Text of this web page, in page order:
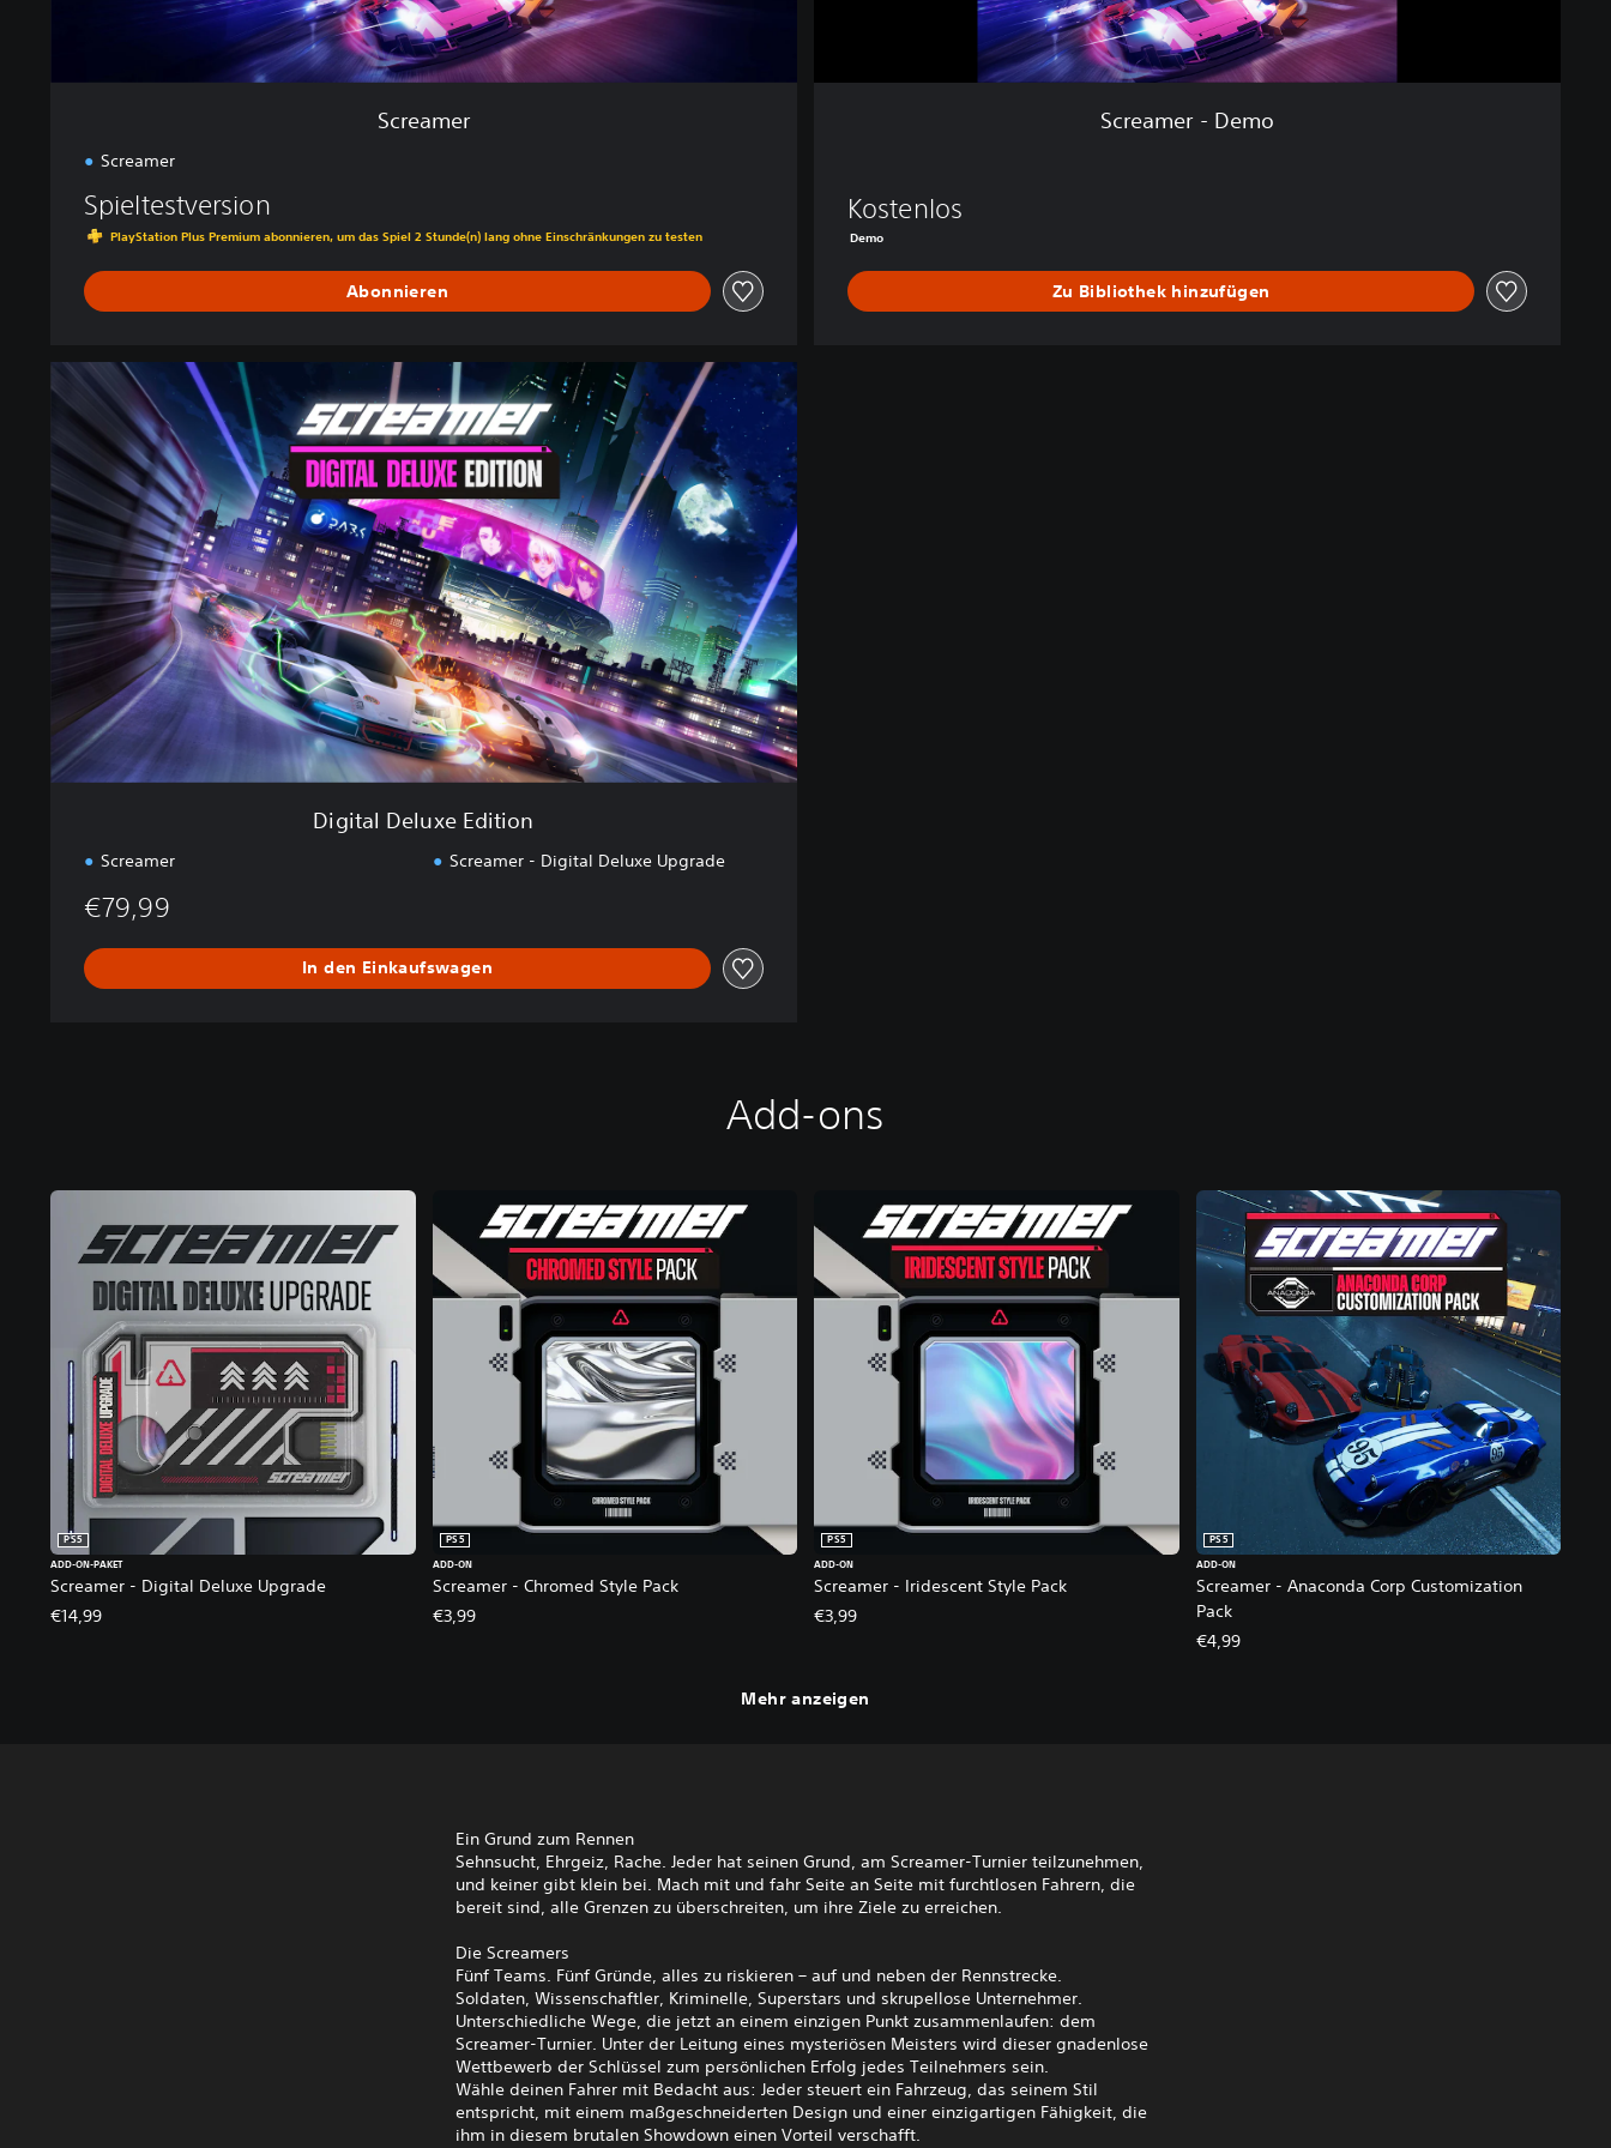
Screamer
Screamer
Spieltestversion
PlayStation Plus Premium abonnieren, um das Spiel 2 Stunde(n) lang ohne Einschränkungen zu testen
Abonnieren
Screamer - Demo
Kostenlos
Demo
Zu Bibliothek hinzufügen
i
a
e
l
u
x
d
t
Digital Deluxe Edition
Screamer Screamer - Digital Deluxe Upgrade
€79,99
In den Einkaufswagen
Add-ons
Screamer - Digital Deluxe Upgrade
PS5
ADD-ON-PAKET
€14,99
Screamer - Chromed Style Pack
PS5
ADD-ON
€3,99
Screamer - Iridescent Style Pack
PS5
ADD-ON
€3,99
Screamer - Anaconda Corp Customization
Pack
PS5
ADD-ON
€4,99
Mehr anzeigen
Ein Grund zum Rennen
Sehnsucht, Ehrgeiz, Rache. Jeder hat seinen Grund, am Screamer-Turnier teilzunehmen,
und keiner gibt klein bei. Mach mit und fahr Seite an Seite mit furchtlosen Fahrern, die
bereit sind, alle Grenzen zu überschreiten, um ihre Ziele zu erreichen.
Die Screamers
Fünf Teams. Fünf Gründe, alles zu riskieren – auf und neben der Rennstrecke.
Soldaten, Wissenschaftler, Kriminelle, Superstars und skrupellose Unternehmer.
Unterschiedliche Wege, die jetzt an einem einzigen Punkt zusammenlaufen: dem
Screamer-Turnier. Unter der Leitung eines mysteriösen Meisters wird dieser gnadenlose
Wettbewerb der Schlüssel zum persönlichen Erfolg jedes Teilnehmers sein.
Wähle deinen Fahrer mit Bedacht aus: Jeder steuert ein Fahrzeug, das seinem Stil
entspricht, mit einem maßgeschneiderten Design und einer einzigartigen Fähigkeit, die
ihm in diesem brutalen Showdown einen Vorteil verschafft.